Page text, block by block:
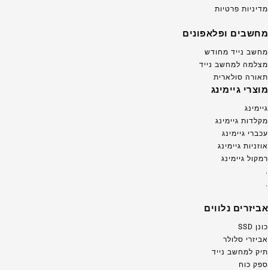
מדיניות פרטיות
מחשבים ופלאפונים
מחשב נייד מחודש
מצלמה למחשב נייד
תאורה סולארית
מוצרי גיימינג
גיימינג
מקלדות גיימינג
עכברי גיימינג
אוזניות גיימינג
רמקול גיימינג
.
.
אביזרים נלווים
כונן SSD
אביזרי סלולר
תיק למחשב נייד
ספק כוח